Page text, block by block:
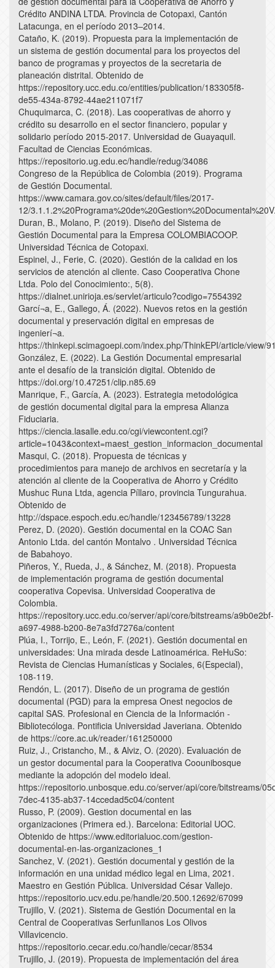
Crédito ANDINA LTDA. Provincia de Cotopaxi, Cantón
Latacunga, en el período 2013–2014.
Cataño, K. (2019). Propuesta para la implementación de
un sistema de gestión documental para los proyectos del
banco de programas y proyectos de la secretaria de
planeación distrital. Obtenido de
https://repository.ucc.edu.co/entities/publication/183305f8-
de55-434a-8792-44ae211071f7
Chuquimarca, C. (2018). Las cooperativas de ahorro y
crédito su desarrollo en el sector financiero, popular y
solidario período 2015-2017. Universidad de Guayaquil.
Facultad de Ciencias Económicas.
https://repositorio.ug.edu.ec/handle/redug/34086
Congreso de la República de Colombia (2019). Programa
de Gestión Documental.
https://www.camara.gov.co/sites/default/files/2017-
12/
Duran, B., Molano, P. (2019). Diseño del Sistema de
Gestión Documental para la Empresa COLOMBIACOOP.
Universidad Técnica de Cotopaxi.
Espinel, J., Ferie, C. (2020). Gestión de la calidad en los
servicios de atención al cliente. Caso Cooperativa Chone
Ltda. Polo del Conocimiento:, 5(8).
https://dialnet.unirioja.es/servlet/articulo?codigo=7554392
Garcí¬a, E., Gallego, Á. (2022). Nuevos retos en la gestión
documental y preservación digital en empresas de
ingenierí¬a.
https://thinkepi.scimagoepi.com/index.php/ThinkEPI/article/view/
González, E. (2022). La Gestión Documental empresarial
ante el desafío de la transición digital. Obtenido de
https://doi.org/10.47251/clip.n85.69
Manrique, F., García, A. (2023). Estrategia metodológica
de gestión documental digital para la empresa Alianza
Fiduciaria.
https://ciencia.lasalle.edu.co/cgi/viewcontent.cgi?
article=1043&context=maest_gestion_informacion_documental
Masqui, C. (2018). Propuesta de técnicas y
procedimientos para manejo de archivos en secretaría y la
atención al cliente de la Cooperativa de Ahorro y Crédito
Mushuc Runa Ltda, agencia Píllaro, provincia Tungurahua.
Obtenido de
http://dspace.espoch.edu.ec/handle/123456789/13228
Perez, D. (2020). Gestión documental en la COAC San
Antonio Ltda. del cantón Montalvo . Universidad Técnica
de Babahoyo.
Piñeros, Y., Rueda, J., & Sánchez, M. (2018). Propuesta
de implementación programa de gestión documental
cooperativa Copevisa. Universidad Cooperativa de
Colombia.
https://repository.ucc.edu.co/server/api/core/bitstreams/a9b0e2bf-
a697-4988-b200-8e7a3fd7276a/content
Plúa, I., Torrijo, E., León, F. (2021). Gestión documental en
universidades: Una mirada desde Latinoamérica. ReHuSo:
Revista de Ciencias Humanísticas y Sociales, 6(Especial),
108-119.
Rendón, L. (2017). Diseño de un programa de gestión
documental (PGD) para la empresa Onest negocios de
capital SAS. Profesional en Ciencia de la Información -
Bibliotecóloga. Pontificia Universidad Javeriana. Obtenido
de https://core.ac.uk/reader/161250000
Ruiz, J., Cristancho, M., & Alviz, O. (2020). Evaluación de
un gestor documental para la Cooperativa Coounibosque
mediante la adopción del modelo ideal.
https://repositorio.unbosque.edu.co/server/api/core/bitstreams/
7dec-4135-ab37-14ccedad5c04/content
Russo, P. (2009). Gestion documental en las
organizaciones (Primera ed.). Barcelona: Editorial UOC.
Obtenido de https://www.editorialuoc.com/gestion-
documental-en-las-organizaciones_1
Sanchez, V. (2021). Gestión documental y gestión de la
información en una unidad médico legal en Lima, 2021.
Maestro en Gestión Pública. Universidad César Vallejo.
https://repositorio.ucv.edu.pe/handle/20.500.12692/67099
Trujillo, V. (2021). Sistema de Gestión Documental en la
Central de Cooperativas Serfunllanos Los Olivos
Villavicencio.
https://repositorio.cecar.edu.co/handle/cecar/8534
Trujillo, J. (2019). Propuesta de implementación del área